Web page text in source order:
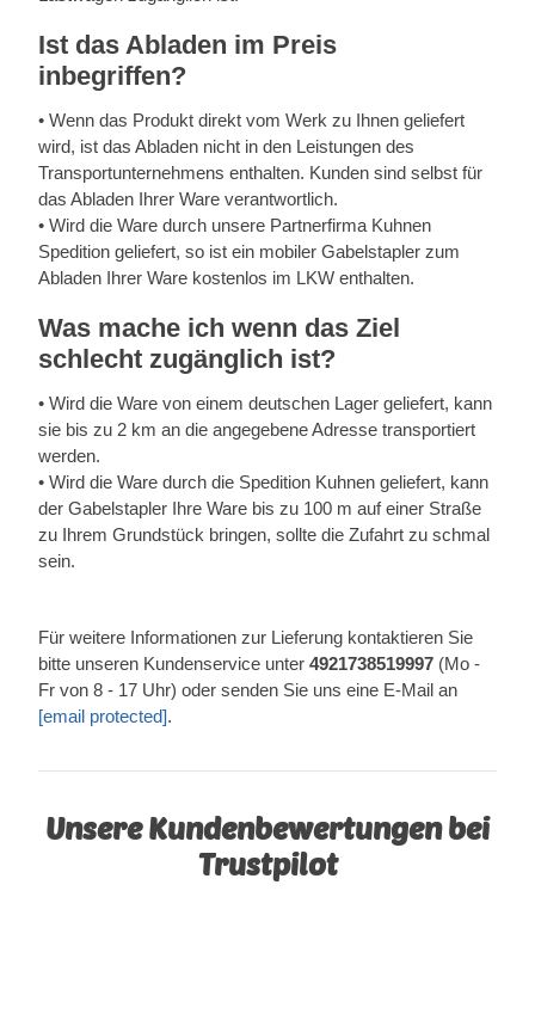
Ist das Abladen im Preis
inbegriffen?
• Wenn das Produkt direkt vom Werk zu Ihnen geliefert
wird, ist das Abladen nicht in den Leistungen des
Transportunternehmens enthalten. Kunden sind selbst für
das Abladen Ihrer Ware verantwortlich.
• Wird die Ware durch unsere Partnerfirma Kuhnen
Spedition geliefert, so ist ein mobiler Gabelstapler zum
Abladen Ihrer Ware kostenlos im LKW enthalten.
Was mache ich wenn das Ziel
schlecht zugänglich ist?
• Wird die Ware von einem deutschen Lager geliefert, kann
sie bis zu 2 km an die angegebene Adresse transportiert
werden.
• Wird die Ware durch die Spedition Kuhnen geliefert, kann
der Gabelstapler Ihre Ware bis zu 100 m auf einer Straße
zu Ihrem Grundstück bringen, sollte die Zufahrt zu schmal
sein.
Für weitere Informationen zur Lieferung kontaktieren Sie
bitte unseren Kundenservice unter 4921738519997 (Mo -
Fr von 8 - 17 Uhr) oder senden Sie uns eine E-Mail an
[email protected].
Unsere Kundenbewertungen bei
Trustpilot